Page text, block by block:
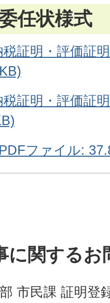
任状様式
税証明・評価証
税証明・評価証
ファイル:
に関するお
市民課 証明登